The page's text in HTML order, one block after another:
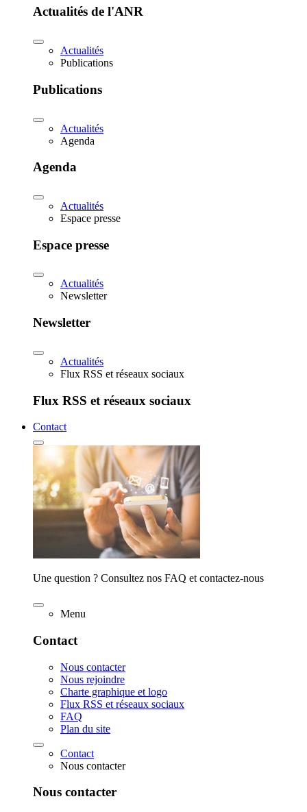
Actualités de l'ANR
Actualités
Publications
Publications
Actualités
Agenda
Agenda
Actualités
Espace presse
Espace presse
Actualités
Newsletter
Newsletter
Actualités
Flux RSS et réseaux sociaux
Flux RSS et réseaux sociaux
Contact
Une question ? Consultez nos FAQ et contactez-nous
Menu
Contact
Nous contacter
Nous rejoindre
Charte graphique et logo
Flux RSS et réseaux sociaux
FAQ
Plan du site
Contact
Nous contacter
Nous contacter